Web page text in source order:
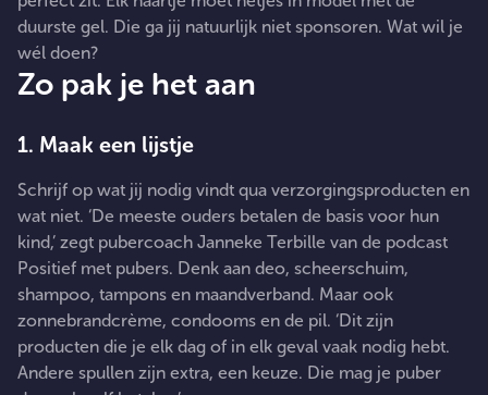
duurste gel. Die ga jij natuurlijk niet sponsoren. Wat wil je
wél doen?
Zo pak je het aan
1. Maak een lijstje
Schrijf op wat jij nodig vindt qua verzorgingsproducten en
wat niet. ‘De meeste ouders betalen de basis voor hun
kind,’ zegt pubercoach Janneke Terbille van de podcast
Positief met pubers. Denk aan deo, scheerschuim,
shampoo, tampons en maandverband. Maar ook
zonnebrandcrème, condooms en de pil. ‘Dit zijn
producten die je elk dag of in elk geval vaak nodig hebt.
Andere spullen zijn extra, een keuze. Die mag je puber